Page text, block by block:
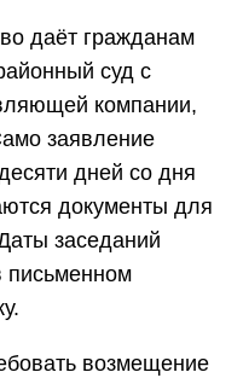
даёт гражданам
суд с
компании,
заявление
дней со дня
документы для
заседаний
письменном
возмещение